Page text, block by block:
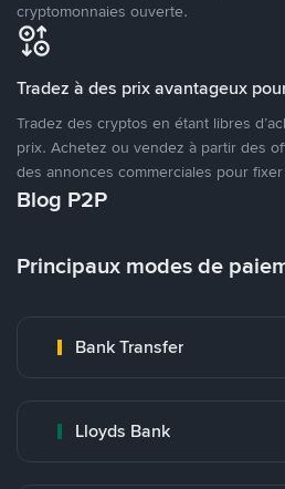
cryptomonnaies ouverte.
Tradez à des prix avantageux
Tradez des cryptos en étant libres
prix. Achetez ou vendez à partir des
des annonces commerciales pour
Blog P2P
Principaux modes de
Bank Transfer
Lloyds Bank